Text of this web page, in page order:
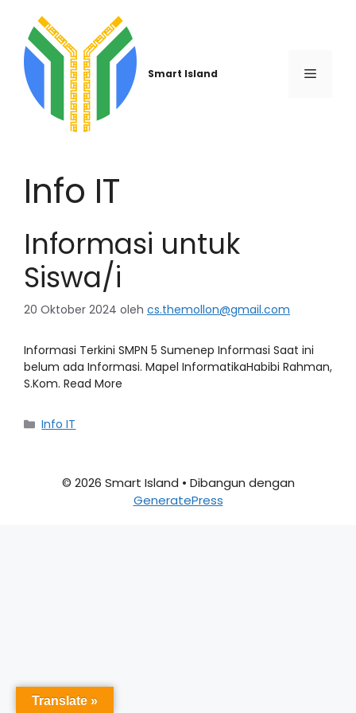
Smart Island
Info IT
Informasi untuk
Siswa/i
20 Oktober 2024 oleh cs.themollon@gmail.com
Informasi Terkini SMPN 5 Sumenep Informasi Saat ini
belum ada Informasi. Mapel InformatikaHabibi Rahman,
S.Kom. Read More
Info IT
© 2026 Smart Island • Dibangun dengan
GeneratePress
Translate »